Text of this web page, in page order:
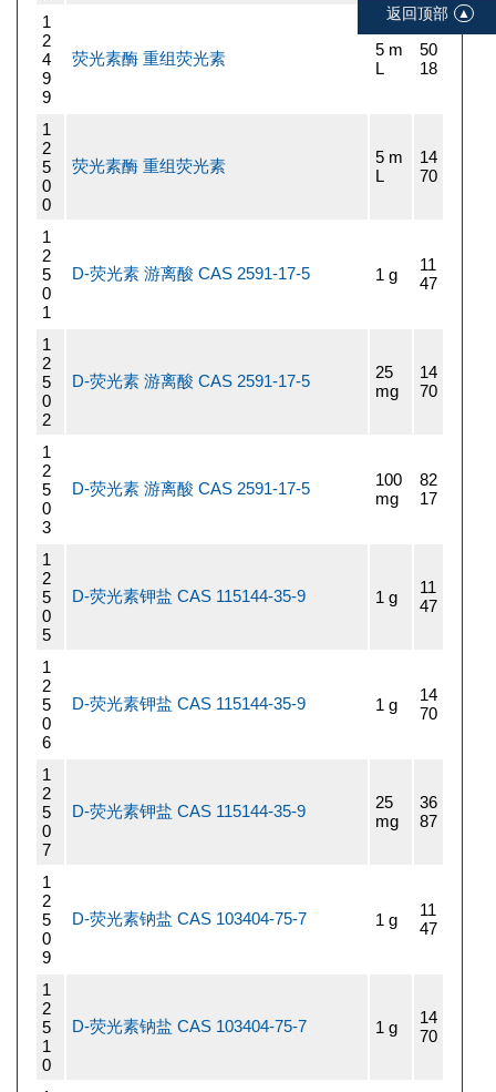
1
2
4
9
9
荧光素酶 重组荧光素
5 m
L
50
18
1
2
5
0
0
荧光素酶 重组荧光素
5 m
L
14
70
1
2
5
0
1
D-荧光素 游离酸 CAS 2591-17-5 1 g
11
47
1
2
5
0
2
D-荧光素 游离酸 CAS 2591-17-5
25
mg
14
70
1
2
5
0
3
D-荧光素 游离酸 CAS 2591-17-5
100
mg
82
17
1
2
5
0
5
D-荧光素钾盐 CAS 115144-35-9 1 g
11
47
1
2
5
0
6
D-荧光素钾盐 CAS 115144-35-9 1 g
14
70
1
2
5
0
7
D-荧光素钾盐 CAS 115144-35-9
25
mg
36
87
1
2
5
0
9
D-荧光素钠盐 CAS 103404-75-7 1 g
11
47
1
2
5
1
0
D-荧光素钠盐 CAS 103404-75-7 1 g
14
70
返回顶部 ▲